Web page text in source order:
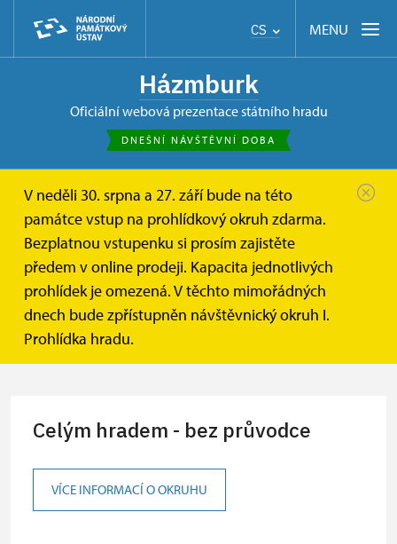
CS MENU
Házmburk
oficiální webová prezentace státního hradu
DNEŠNÍ NÁVŠTĚVNÍ DOBA
V neděli 30. srpna a 27. září bude na této
památce vstup na prohlídkový okruh zdarma.
Bezplatnou vstupenku si prosím zajistěte
předem v online prodeji. Kapacita jednotlivých
prohlídek je omezená. V těchto mimořádných
dnech bude zpřístupněn návštěvnický okruh I.
Prohlídka hradu.
Házmburk Informace pro návštěvníky Vstupné
Vstupné
Platební metody:
Platební karty
Hotovost
Celým hradem - bez průvodce
VÍCE INFORMACÍ O OKRUHU